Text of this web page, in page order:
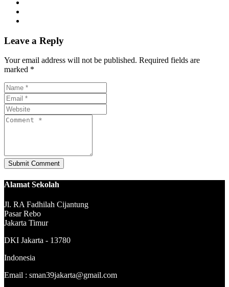
Leave a Reply
Your email address will not be published. Required fields are
marked *
Alamat Sekolah
Jl. RA Fadhilah Cijantung
Pasar Rebo
Jakarta Timur
DKI Jakarta - 13780
Indonesia
Email : sman39jakarta@gmail.com